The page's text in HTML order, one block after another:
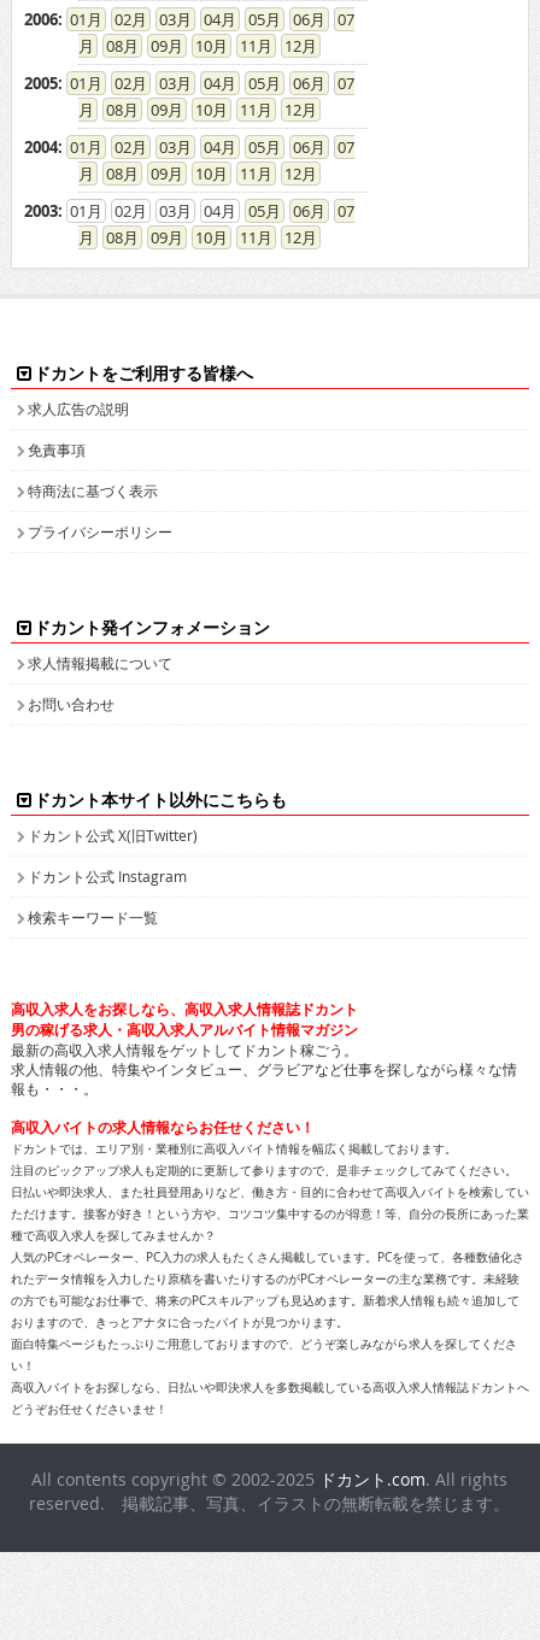
08
09 10 11
12
01 02 03 04 05 06
07
08
09 10 11 12
ドカントをご利用する皆様へ
免責事項
プライバシーポリシー
ドカント本サイト以外にこちらも
男の稼げる求人・高収入求人アルバイト情報マガジン
求人情報の他、特集やインタビュー、グラビアなど仕事を探しながら様々な情
ドカントでは、エリア別・業種別に高収入バイト情報を幅広く掲載しております。
注目のピックアップ求人も定期的に更新して参りますので、是非チェックしてみてください。
日払いや即決求人、また社員登用ありなど、働き方・目的に合わせて高収入バイトを検索してい
ただけます。接客が好き！という方や、コツコツ集中するのが得意！等、自分の長所にあった業
種で高収入求人を探してみませんか？
れたデータ情報を入力したり原稿を書いたりするのがPCオペレーターの主な業務です。未経験
の方でも可能なお仕事で、将来のPCスキルアップも見込めます。新着求人情報も続々追加して
おりますので、きっとアナタに合ったバイトが見つかります。
面白特集ページもたっぷりご用意しておりますので、どうぞ楽しみながら求人を探してくださ
い！
高収入バイトをお探しなら、日払いや即決求人を多数掲載している高収入求人情報誌ドカントへ
どうぞお任せくださいませ！
All contents copyright © 2002-2025ドカント.com
reserved. 掲載記事、写真、イラストの無断転載を禁じます。